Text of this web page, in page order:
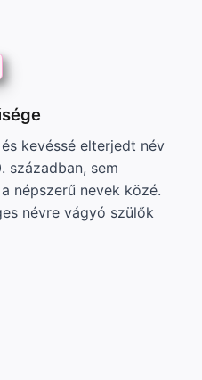
kevéssé elterjedt név
században, sem
népszerű nevek közé.
névre vágyó szülők